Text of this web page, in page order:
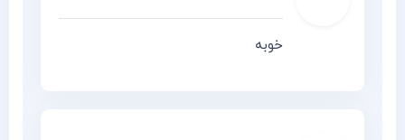
خوبه